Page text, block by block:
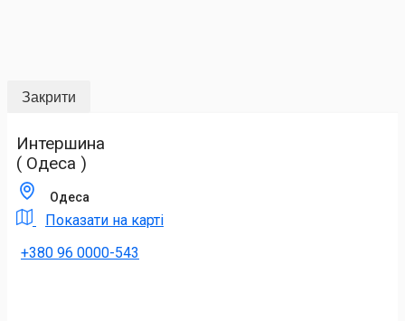
Закрити
Интершина
( Одеса )
Одеса
Показати на карті
+380 96 0000-543